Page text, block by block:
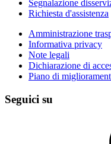
Segnalazione
Richiesta d'assistenza
Amministrazione
Informativa privacy
Note legali
Dichiarazione di
Piano di
Seguici su